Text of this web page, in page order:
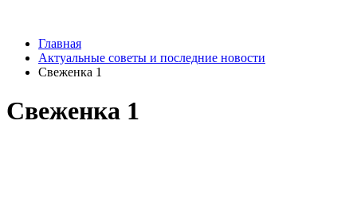
Главная
Актуальные советы и последние новости
Свеженка 1
Свеженка 1